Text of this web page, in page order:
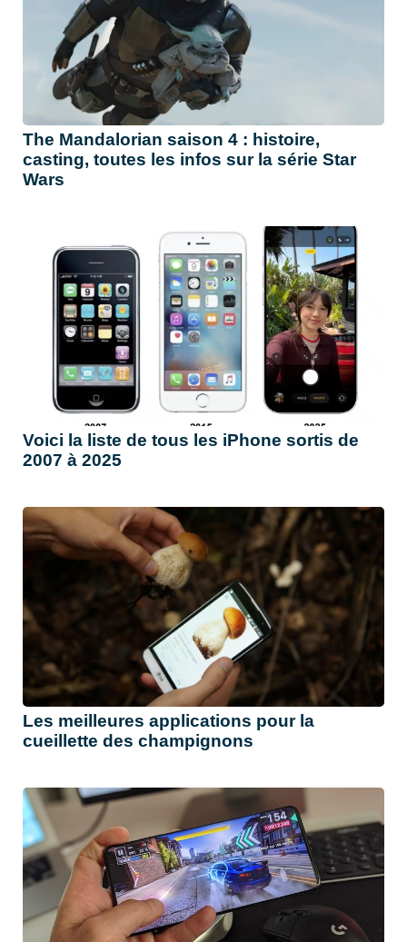
The Mandalorian saison 4 : histoire,
casting, toutes les infos sur la série Star
Wars
Voici la liste de tous les iPhone sortis de
2007 à 2025
Les meilleures applications pour la
cueillette des champignons